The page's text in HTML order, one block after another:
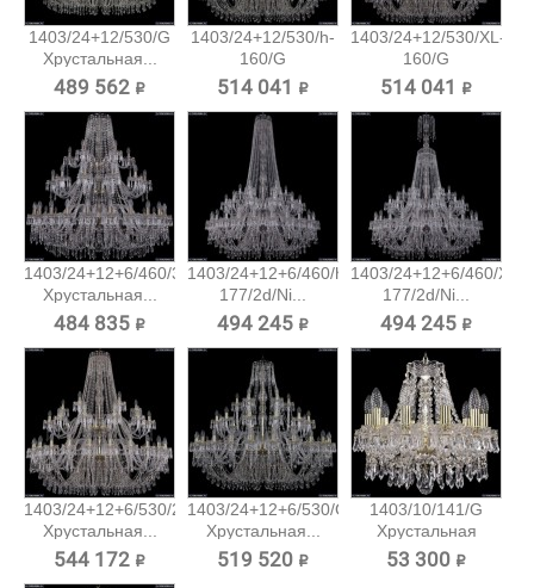
1403/24+12/530/G
Хрустальная...
489 562 ₽
1403/24+12/530/h-
160/G
Хрустальная...
514 041 ₽
1403/24+12/530/XL-
160/G
Хрустальная...
514 041 ₽
1403/24+12+6/460/3d/Pa
Хрустальная...
484 835 ₽
1403/24+12+6/460/h-
177/2d/Ni...
494 245 ₽
1403/24+12+6/460/XL-
177/2d/Ni...
494 245 ₽
1403/24+12+6/530/2d/G
Хрустальная...
544 172 ₽
1403/24+12+6/530/G
Хрустальная...
519 520 ₽
1403/10/141/G
Хрустальная
подвесная...
53 300 ₽